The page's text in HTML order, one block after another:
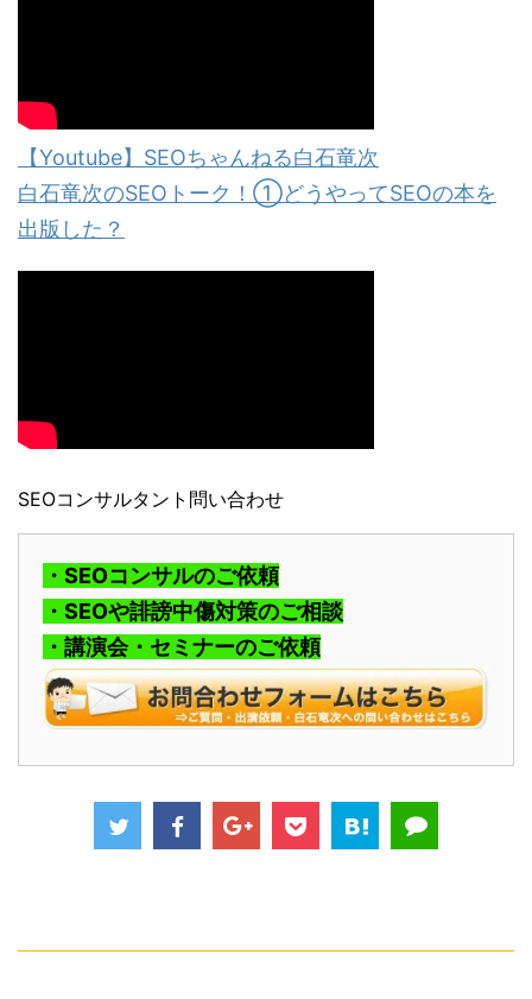
【Youtube】SEOちゃんねる白石竜次
白石竜次のSEOトーク！①どうやってSEOの本を
出版した？
SEOコンサルタント問い合わせ
・SEOコンサルのご依頼
・SEOや誹謗中傷対策のご相談
・講演会・セミナーのご依頼